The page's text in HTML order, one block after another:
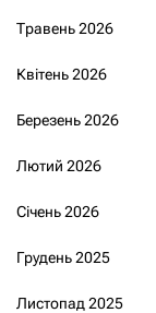
Травень 2026
Квітень 2026
Березень 2026
Лютий 2026
Січень 2026
Грудень 2025
Листопад 2025